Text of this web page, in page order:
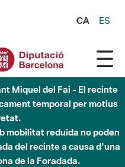
CA ES
Miquel del Fai - El recinte
temporal per motius
mobilitat reduïda no poden
del recinte a causa d'una
de la Foradada.